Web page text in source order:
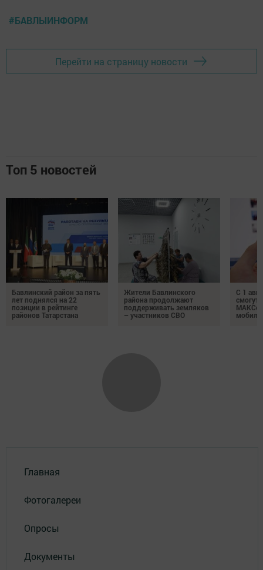
#БАВЛЫИНФОРМ
Перейти на страницу новости
Топ 5 новостей
Бавлинский район за пять
лет поднялся на 22
позиции в рейтинге
районов Татарстана
Жители Бавлинского
района продолжают
поддерживать земляков
– участников СВО
С 1
смогут
Главная
Фотогалереи
Опросы
Документы